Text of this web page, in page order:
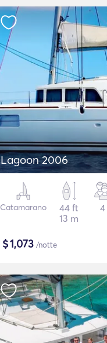
Lagoon 2006
Catamarano
44 ft
13 m
4
$1,073 /notte